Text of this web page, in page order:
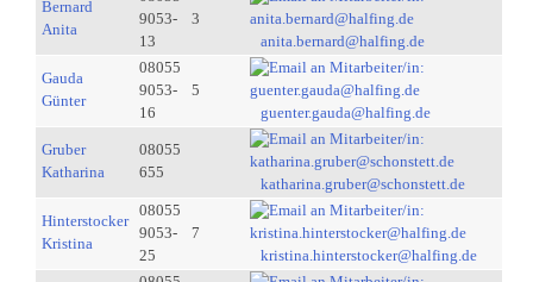
Bernard
Anita
9053-
13
3
anita.bernard@halfing.de
Gauda
Günter
08055
9053-
16
5
guenter.gauda@halfing.de
Gruber
Katharina
08055
655
katharina.gruber@schonstett.de
Hinterstocker
Kristina
08055
9053-
25
7
kristina.hinterstocker@halfing.de